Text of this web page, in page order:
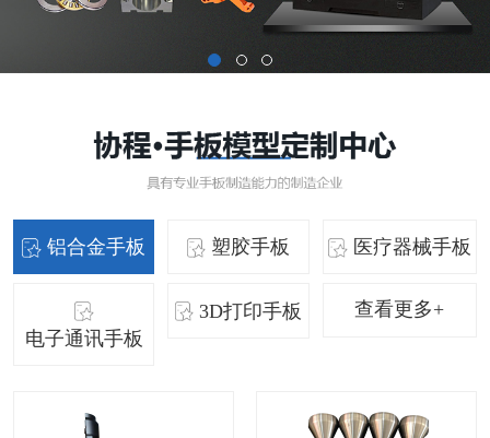
铝合金手板 塑胶手板 医疗器械手板
电子通讯手板
3D打印手板 查看更多+